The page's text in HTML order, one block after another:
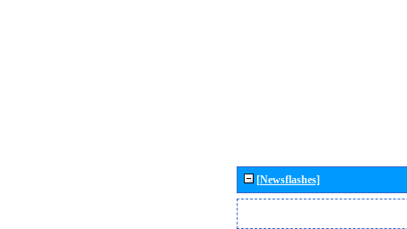
[Newsflashes]